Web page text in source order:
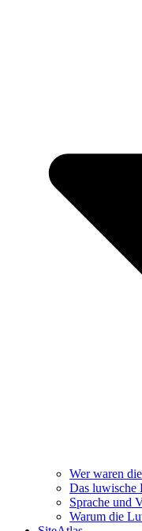
Wer waren
Das luwische
Sprache und
Warum die